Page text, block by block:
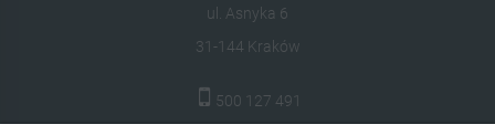
ul. Asnyka 6
31-144 Kraków
500 127 491